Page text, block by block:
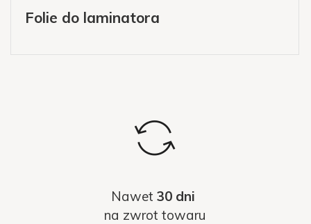
Folie do laminatora
Nawet 30 dni
na zwrot towaru